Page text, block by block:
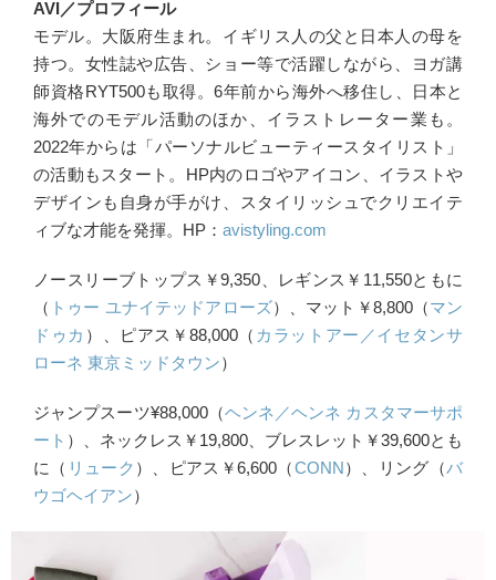
AVI／プロフィール
モデル。大阪府生まれ。イギリス人の父と日本人の母を
持つ。女性誌や広告、ショー等で活躍しながら、ヨガ講
師資格RYT500も取得。6年前から海外へ移住し、日本と
海外でのモデル活動のほか、イラストレーター業も。
2022年からは「パーソナルビューティースタイリスト」
の活動もスタート。HP内のロゴやアイコン、イラストや
デザインも自身が手がけ、スタイリッシュでクリエイテ
ィブな才能を発揮。HP： avistyling.com
ノースリーブトップス￥9,350、レギンス￥11,550ともに
（ トゥー ユナイテッドアローズ）、マット￥8,800（マン
ドゥカ ）、ピアス￥88,000（ カラットアー／イセタンサ
ローネ 東京ミッドタウン）
ジャンプスーツ¥88,000（ヘンネ／ヘンネ カスタマーサポ
ート ）、ネックレス￥19,800、ブレスレット￥39,600とも
に（ リューク ）、ピアス￥6,600（CONN）、リング（バ
ウゴヘイアン）